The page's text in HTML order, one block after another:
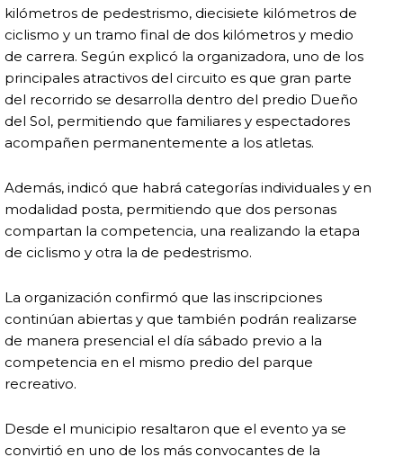
kilómetros de pedestrismo, diecisiete kilómetros de
ciclismo y un tramo final de dos kilómetros y medio
de carrera. Según explicó la organizadora, uno de los
principales atractivos del circuito es que gran parte
del recorrido se desarrolla dentro del predio Dueño
del Sol, permitiendo que familiares y espectadores
acompañen permanentemente a los atletas.
Además, indicó que habrá categorías individuales y en
modalidad posta, permitiendo que dos personas
compartan la competencia, una realizando la etapa
de ciclismo y otra la de pedestrismo.
La organización confirmó que las inscripciones
continúan abiertas y que también podrán realizarse
de manera presencial el día sábado previo a la
competencia en el mismo predio del parque
recreativo.
Desde el municipio resaltaron que el evento ya se
convirtió en uno de los más convocantes de la